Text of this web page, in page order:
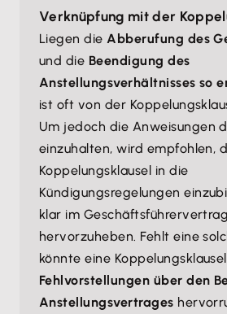
Verknüpfung mit der
Liegen dieAbberufung des
und die Beendigung des
Anstellungsverhältnisses so
ist oft von der
Um jedoch die Anweisungen
einzuhalten, wird empfohlen,
Koppelungsklausel in die
Kündigungsregelungen
klar im Geschäftsführervertrag
hervorzuheben. Fehlt eine
könnte eine
Fehlvorstellungen über den
Anstellungsvertrages